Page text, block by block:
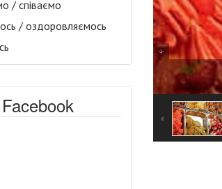
/ співаємо
/ оздоровляємось
Facebook